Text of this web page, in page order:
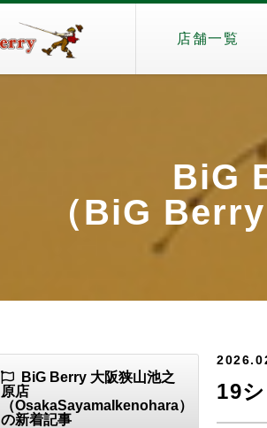
店舗一覧
BiG
（BiG
19
BiG Berry 大阪狭山池之
原店
（OsakaSayamaIkenohara）
の新着記事